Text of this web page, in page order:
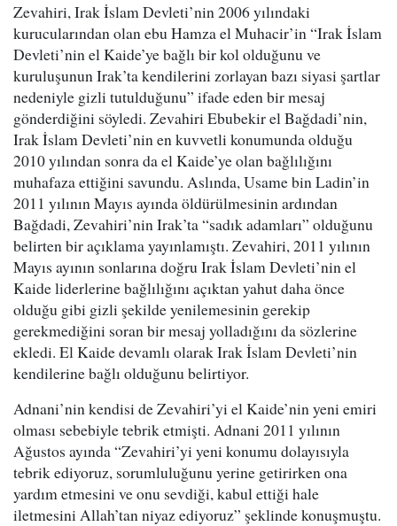
Zevahiri, Irak İslam Devleti’nin 2006 yılındaki
kurucularından olan ebu Hamza el Muhacir’in “Irak İslam
Devleti’nin el Kaide’ye bağlı bir kol olduğunu ve
kuruluşunun Irak’ta kendilerini zorlayan bazı siyasi şartlar
nedeniyle gizli tutulduğunu” ifade eden bir mesaj
gönderdiğini söyledi. Zevahiri Ebubekir el Bağdadi’nin,
Irak İslam Devleti’nin en kuvvetli konumunda olduğu
2010 yılından sonra da el Kaide’ye olan bağlılığını
muhafaza ettiğini savundu. Aslında, Usame bin Ladin’in
2011 yılının Mayıs ayında öldürülmesinin ardından
Bağdadi, Zevahiri’nin Irak’ta “sadık adamları” olduğunu
belirten bir açıklama yayınlamıştı. Zevahiri, 2011 yılının
Mayıs ayının sonlarına doğru Irak İslam Devleti’nin el
Kaide liderlerine bağlılığını açıktan yahut daha önce
olduğu gibi gizli şekilde yenilemesinin gerekip
gerekmediğini soran bir mesaj yolladığını da sözlerine
ekledi. El Kaide devamlı olarak Irak İslam Devleti’nin
kendilerine bağlı olduğunu belirtiyor.
Adnani’nin kendisi de Zevahiri’yi el Kaide’nin yeni emiri
olması sebebiyle tebrik etmişti. Adnani 2011 yılının
Ağustos ayında “Zevahiri’yi yeni konumu dolayısıyla
tebrik ediyoruz, sorumluluğunu yerine getirirken ona
yardım etmesini ve onu sevdiği, kabul ettiği hale
iletmesini Allah’tan niyaz ediyoruz” şeklinde konuşmuştu.